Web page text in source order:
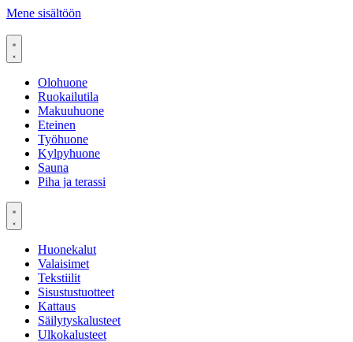
Mene sisältöön
Olohuone
Ruokailutila
Makuuhuone
Eteinen
Työhuone
Kylpyhuone
Sauna
Piha ja terassi
Huonekalut
Valaisimet
Tekstiilit
Sisustustuotteet
Kattaus
Säilytyskalusteet
Ulkokalusteet